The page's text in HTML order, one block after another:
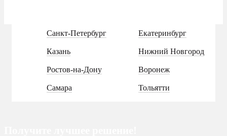
Санкт-Петербург Екатеринбург
Казань Нижний Новгород
Ростов-на-Дону Воронеж
Самара Тольятти